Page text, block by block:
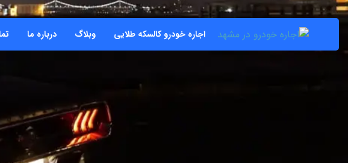
اجاره خودرو کالسکه طلایی وبلاگ درباره ما